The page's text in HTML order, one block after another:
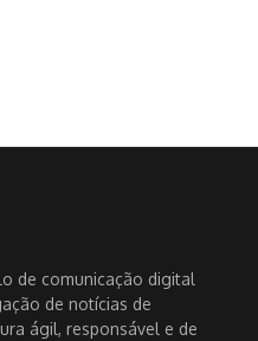
de comunicação digital
de notícias de
ágil, responsável e de